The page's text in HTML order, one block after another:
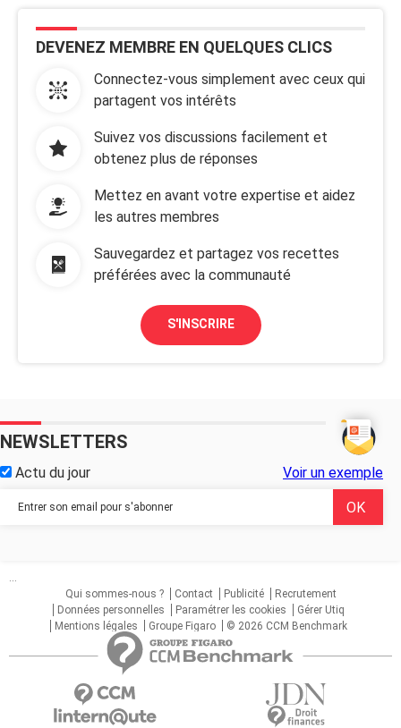
DEVENEZ MEMBRE EN QUELQUES CLICS
Connectez-vous simplement avec ceux qui
partagent vos intérêts
Suivez vos discussions facilement et
obtenez plus de réponses
Mettez en avant votre expertise et aidez
les autres membres
Sauvegardez et partagez vos recettes
préférées avec la communauté
S'INSCRIRE
NEWSLETTERS
Actu du jour Voir un exemple
...
Qui sommes-nous ?
Contact Publicité
Recrutement
Données personnelles
Paramétrer les cookies
Gérer Utiq
Mentions légales
Groupe Figaro © 2026 CCM Benchmark